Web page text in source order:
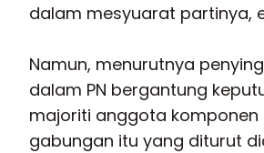
dalam mesyuarat partinya,
Namun, menurutnya
dalam PN bergantung
majoriti anggota komponen
gabungan itu yang diturut